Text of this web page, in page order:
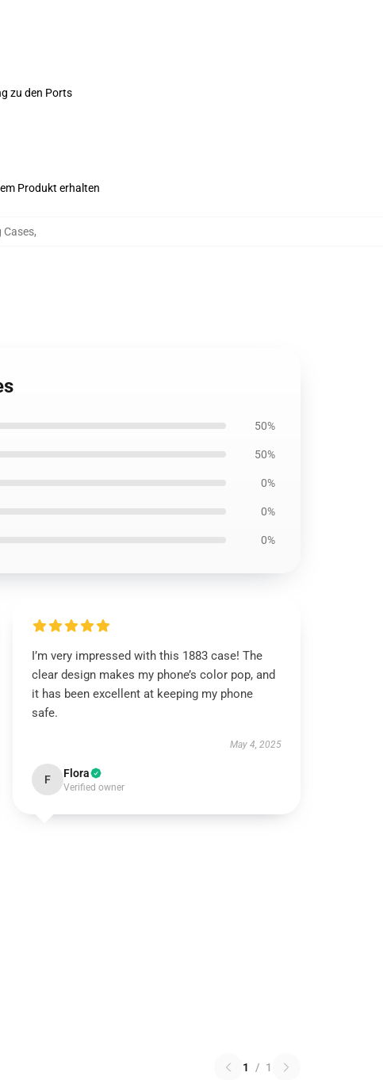
zu den Ports
Produkt erhalten
Cases,
50%
50%
0%
0%
0%
I’m very impressed with this 1883 case! The
clear design makes my phone’s color pop, and
it has been excellent at keeping my phone
safe.
May 4, 2025
F Flora
Verified owner
1 / 1